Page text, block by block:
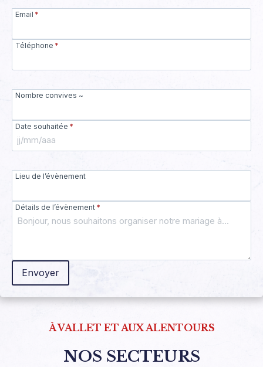
Email *
Téléphone *
Nombre convives ~
Date souhaitée *
Lieu de l’évènement
Détails de l’évènement *
Envoyer
À VALLET ET AUX ALENTOURS
NOS SECTEURS